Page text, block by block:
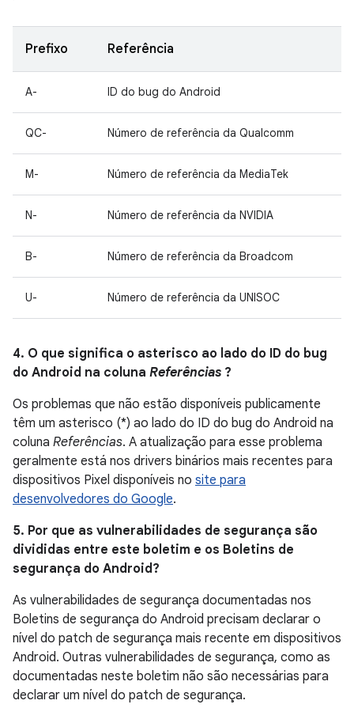
Prefixo Referência
A- ID do bug do Android
QC- Número de referência da Qualcomm
M- Número de referência da MediaTek
N- Número de referência da NVIDIA
B- Número de referência da Broadcom
U- Número de referência da UNISOC
4. O que significa o asterisco ao lado do ID do bug
do Android na coluna Referências ?
Os problemas que não estão disponíveis publicamente
têm um asterisco (*) ao lado do ID do bug do Android na
coluna Referências. A atualização para esse problema
geralmente está nos drivers binários mais recentes para
dispositivos Pixel disponíveis no site para
desenvolvedores do Google.
5. Por que as vulnerabilidades de segurança são
divididas entre este boletim e os Boletins de
segurança do Android?
As vulnerabilidades de segurança documentadas nos
Boletins de segurança do Android precisam declarar o
nível do patch de segurança mais recente em dispositivos
Android. Outras vulnerabilidades de segurança, como as
documentadas neste boletim não são necessárias para
declarar um nível do patch de segurança.